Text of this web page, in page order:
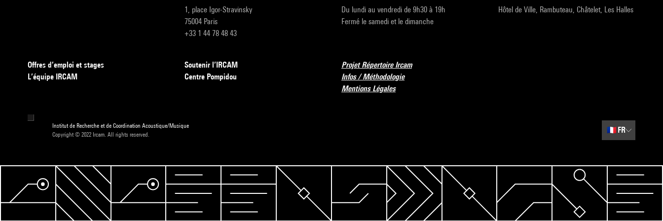
1, place Igor-Stravinsky
75004 Paris
+33 1 44 78 48 43
Du lundi au vendredi de 9h30 à 19h
Fermé le samedi et le dimanche
Hôtel de Ville, Rambuteau, Châtelet, Les Halles
Offres d’emploi et stages
L’équipe IRCAM
Soutenir l’IRCAM
Centre Pompidou
Projet Répertoire Ircam
Infos / Méthodologie
Mentions Légales
Institut de Recherche et de Coordination Acoustique/Musique
Copyright © 2022 Ircam. All rights reserved.
🇫🇷 FR